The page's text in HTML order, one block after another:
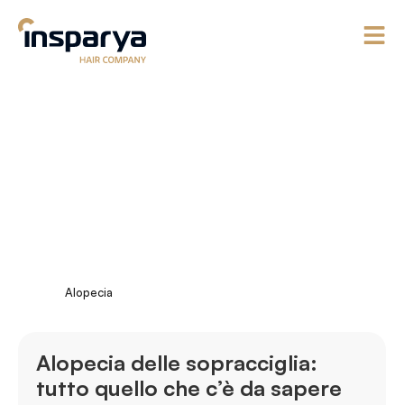
Alopecia
Alopecia delle sopracciglia:
tutto quello che c’è da sapere